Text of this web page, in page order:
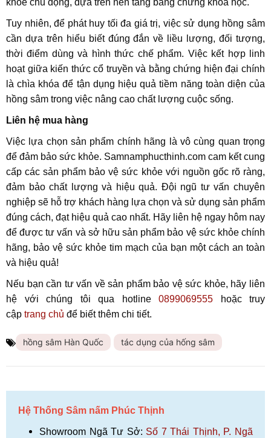
khỏe chủ động, dựa trên nền tảng bằng chứng khoa học.
Tuy nhiên, để phát huy tối đa giá trị, việc sử dụng hồng sâm
cần dựa trên hiểu biết đúng đắn về liều lượng, đối tượng,
thời điểm dùng và hình thức chế phẩm. Việc kết hợp linh
hoạt giữa kiến thức cổ truyền và bằng chứng hiện đại chính
là chìa khóa để tận dụng hiệu quả tiềm năng toàn diện của
hồng sâm trong việc nâng cao chất lượng cuộc sống.
Liên hệ mua hàng
Việc lựa chọn sản phẩm chính hãng là vô cùng quan trọng
để đảm bảo sức khỏe. Samnamphucthinh.com cam kết cung
cấp các sản phẩm bảo vệ sức khỏe với nguồn gốc rõ ràng,
đảm bảo chất lượng và hiệu quả. Đội ngũ tư vấn chuyên
nghiệp sẽ hỗ trợ khách hàng lựa chọn và sử dụng sản phẩm
đúng cách, đạt hiệu quả cao nhất. Hãy liên hệ ngay hôm nay
để được tư vấn và sở hữu sản phẩm bảo vệ sức khỏe chính
hãng, bảo vệ sức khỏe tim mạch của bạn một cách an toàn
và hiệu quả!
Nếu bạn cần tư vấn về sản phẩm bảo vệ sức khỏe, hãy liên
hệ với chúng tôi qua hotline 0899069555 hoặc truy
cập trang chủ để biết thêm chi tiết.
hồng sâm Hàn Quốc tác dụng của hống sâm
Hệ Thống Sâm nấm Phúc Thịnh
Showroom Ngã Tư Sở: Số 7 Thái Thịnh, P. Ngã